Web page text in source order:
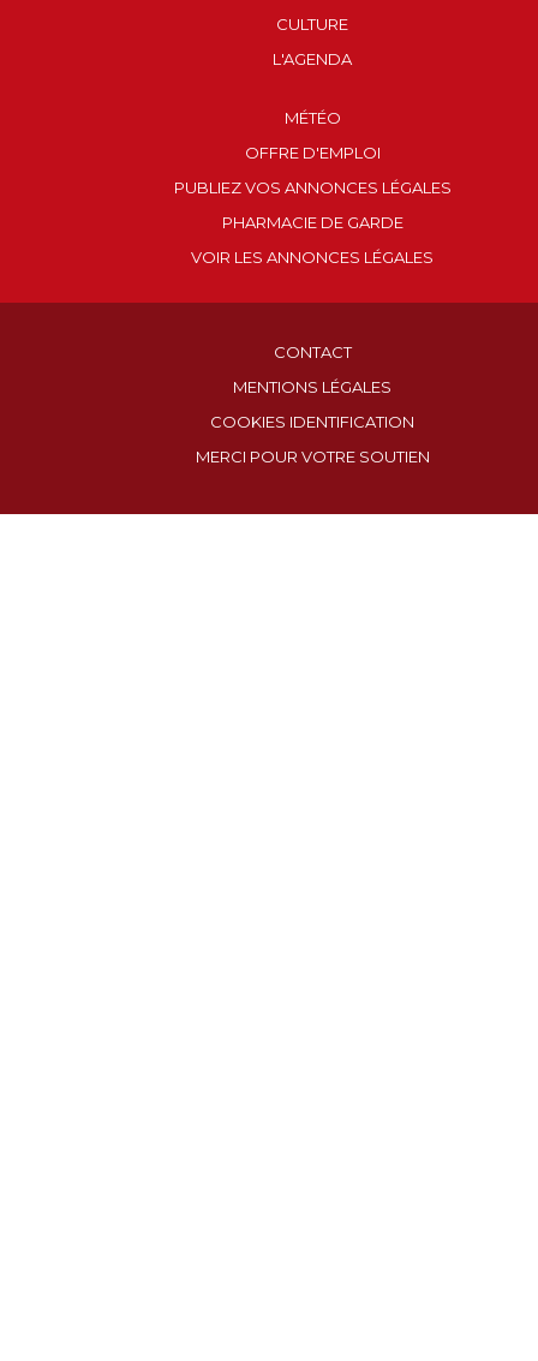
CULTURE
L'AGENDA
MÉTÉO
OFFRE D'EMPLOI
PUBLIEZ VOS ANNONCES LÉGALES
PHARMACIE DE GARDE
VOIR LES ANNONCES LÉGALES
CONTACT
MENTIONS LÉGALES
COOKIES IDENTIFICATION
MERCI POUR VOTRE SOUTIEN